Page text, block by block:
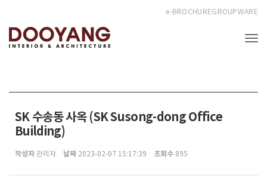
e-BROCHUREGROUPWARE
SK 수송동 사옥 (SK Susong-dong Office
Building)
작성자 관리자 날짜 2023-02-07 15:17:39 조회수 895